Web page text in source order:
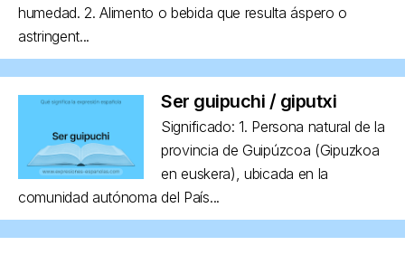
humedad. 2. Alimento o bebida que resulta áspero o
astringent...
Ser guipuchi / giputxi
Significado: 1. Persona natural de la
provincia de Guipúzcoa (Gipuzkoa
en euskera), ubicada en la
comunidad autónoma del País...